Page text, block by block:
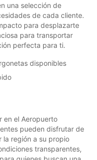
una selección de
de cada cliente.
para desplazarte
para transportar
perfecta para ti.
disponibles
en el Aeropuerto
pueden disfrutar de
región a su propio
transparentes,